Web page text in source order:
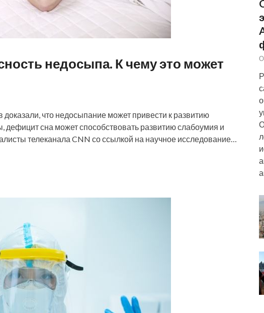
недосыпа. К чему это может
что недосыпание может привести к развитию
дефицит сна может способствовать развитию слабоумия и
телеканала CNN со ссылкой на научное исследование…